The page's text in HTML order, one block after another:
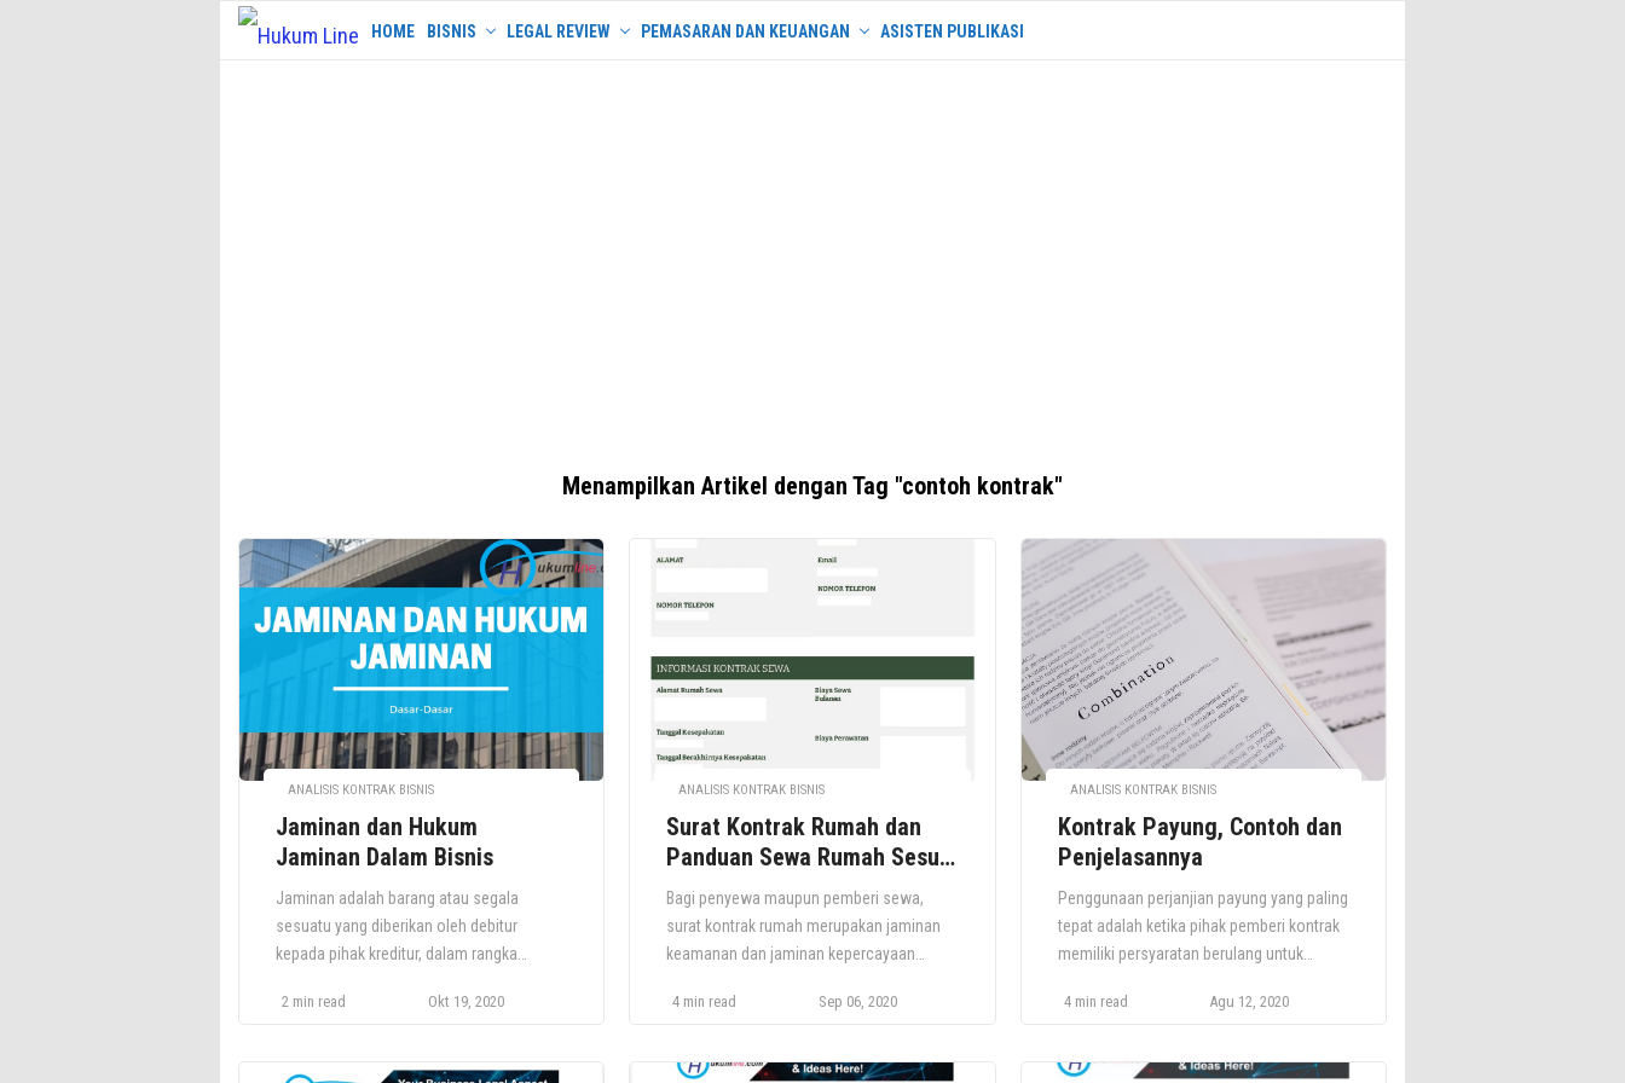
Skip
HOME BISNIS LEGAL REVIEW PEMASARAN DAN KEUANGAN ASISTEN PUBLIKASI
Menampilkan Artikel dengan Tag "contoh kontrak"
ANALISIS KONTRAK BISNIS
Jaminan dan Hukum
Jaminan Dalam Bisnis
Jaminan adalah barang atau segala
sesuatu yang diberikan oleh debitur
kepada pihak kreditur, dalam rangka
debitur akan memenuhi kewajibannya.
2 min read Okt 19, 2020
ANALISIS KONTRAK BISNIS
Surat Kontrak Rumah dan
Panduan Sewa Rumah Sesuai
Standar
Bagi penyewa maupun pemberi sewa,
surat kontrak rumah merupakan jaminan
keamanan dan jaminan kepercayaan
memang menguntungkan, tetapi
dipertaruhkan – rumah baru Anda! – dan
4 min read Sep 06, 2020
ANALISIS KONTRAK BISNIS
Kontrak Payung, Contoh dan
Penjelasannya
Penggunaan perjanjian payung yang paling
tepat adalah ketika pihak pemberi kontrak
memiliki persyaratan berulang untuk
jumlah pastinya tidak diketahui. Untuk
pihak yang membuat kontrak perlu
4 min read Agu 12, 2020